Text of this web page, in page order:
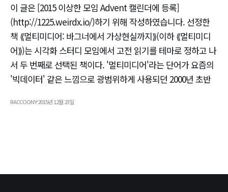
이 글은 [2015 이상한 모임 Advent 캘린더에 등록]
(http://1225.weirdx.io/)하기 위해 작성하였습니다. 선정한
책 ⟪멀티미디어: 바그너에서 가상현실까지⟫(이하 ⟪멀티미디
어⟫)는 시각화 스터디 모임에서 고전 읽기를 테마로 정하고 나
서 두 번째로 선택된 책이다. '멀티미디어'라는 단어가 요즘의
'빅데이터' 같은 느낌으로 광범위하게 사용되던 2000년 초반
RACCOONY2015년 12월 23일